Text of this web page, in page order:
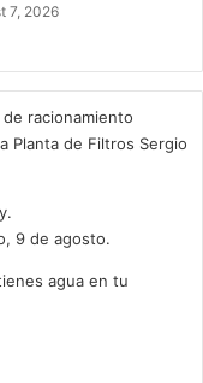
7, 2026
racionamiento
Planta de Filtros Sergio
9 de agosto.
agua en tu